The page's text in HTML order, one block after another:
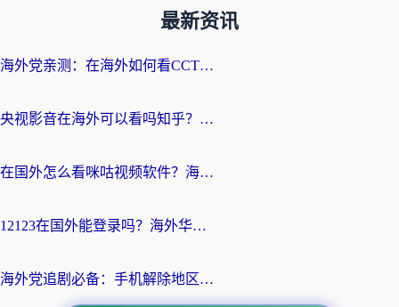
最新资讯
海外党亲测：在海外如何看CCTV？告别“仅限大陆播放”的实用指南
央视影音在海外可以看吗知乎？留学生亲测：3步解决地域限制+追剧自由
在国外怎么看咪咕视频软件？海外党亲测有效的回国加速方案
12123在国外能登录吗？海外华人必看的回国加速实用指南
海外党追剧必备：手机解除地区限制app怎么选？解决央视视频&国内剧地区限制全指南